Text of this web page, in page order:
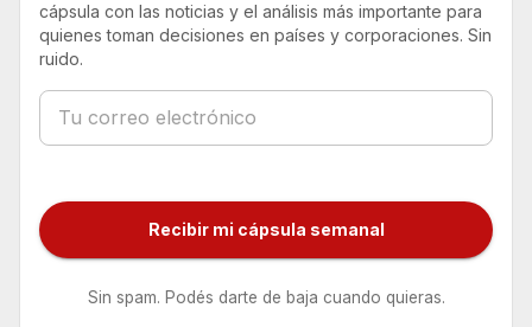
cápsula con las noticias y el análisis más importante para
quienes toman decisiones en países y corporaciones. Sin
ruido.
Recibir mi cápsula semanal
Sin spam. Podés darte de baja cuando quieras.